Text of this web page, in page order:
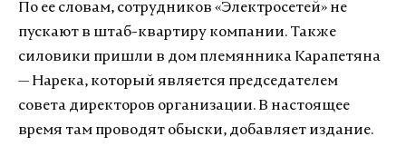
По ее словам, сотрудников «Электросетей» не
пускают в штаб-квартиру компании. Также
силовики пришли в дом племянника Карапетяна
— Нарека, который является председателем
совета директоров организации. В настоящее
время там проводят обыски, добавляет издание.